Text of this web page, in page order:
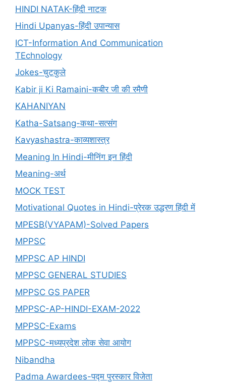
HINDI NATAK-हिंदी नाटक
Hindi Upanyas-हिंदी उपान्यास
ICT-Information And Communication
TEchnology
Jokes-चुटकुले
Kabir ji Ki Ramaini-कबीर जी की रमैणी
KAHANIYAN
Katha-Satsang-कथा-सत्संग
Kavyashastra-काव्यशास्त्र
Meaning In Hindi-मीनिंग इन हिंदी
Meaning-अर्थ
MOCK TEST
Motivational Quotes in Hindi-प्रेरक उद्धरण हिंदी में
MPESB(VYAPAM)-Solved Papers
MPPSC
MPPSC AP HINDI
MPPSC GENERAL STUDIES
MPPSC GS PAPER
MPPSC-AP-HINDI-EXAM-2022
MPPSC-Exams
MPPSC-मध्यप्रदेश लोक सेवा आयोग
Nibandha
Padma Awardees-पद्म पुरस्कार विजेता